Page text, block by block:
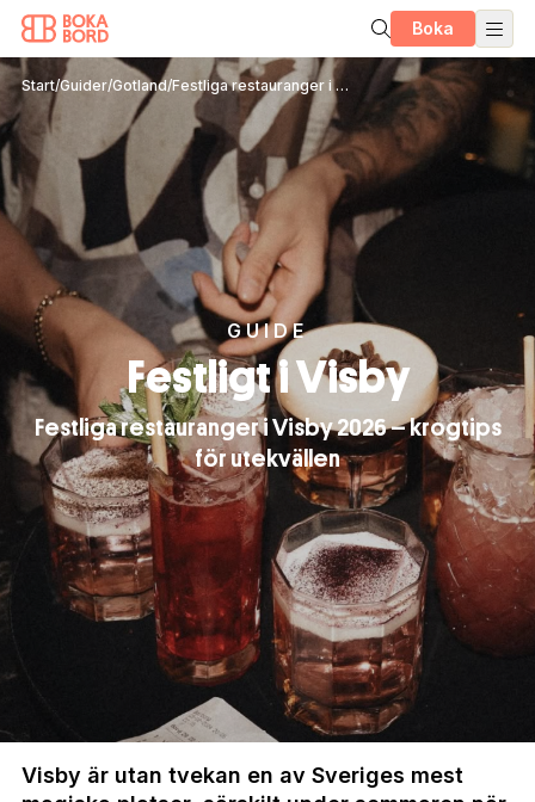
Boka
Start/Guider/Gotland/ Festliga restauranger i Visby – krogtips för utekvällen
GUIDE
Festligt i Visby
Festliga restauranger i Visby 2026 – krogtips
för utekvällen
Visby är utan tvekan en av Sveriges mest